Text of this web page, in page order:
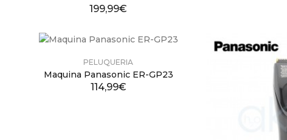
199,99€
PELUQUERIA
Maquina Panasonic ER-GP23
114,99€